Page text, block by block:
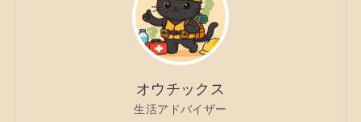
オウチックス
生活アドバイザー